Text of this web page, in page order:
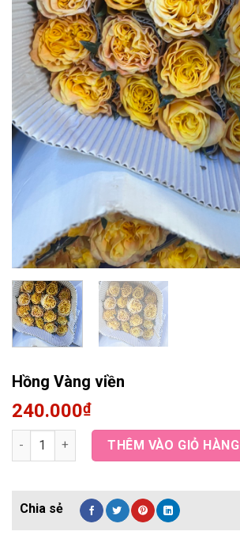
Hồng Vàng viền
240.000₫
Hồng Vàng viền quantityTHÊM VÀO GIỎ HÀNG